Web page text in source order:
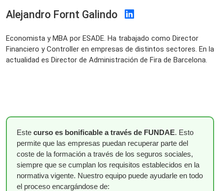
Alejandro Fornt Galindo
Economista y MBA por ESADE. Ha trabajado como Director
Financiero y Controller en empresas de distintos sectores. En la
actualidad es Director de Administración de Fira de Barcelona.
Este curso es bonificable a través de FUNDAE. Esto
permite que las empresas puedan recuperar parte del
coste de la formación a través de los seguros sociales,
siempre que se cumplan los requisitos establecidos en la
normativa vigente. Nuestro equipo puede ayudarle en todo
el proceso encargándose de: